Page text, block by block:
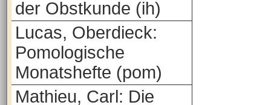
der Obstkunde (ih)
Lucas, Oberdieck:
Pomologische
Monatshefte (pom)
Mathieu, Carl: Die